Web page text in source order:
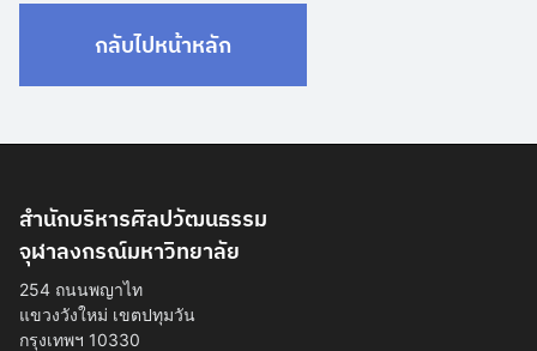
กลับไปหน้าหลัก
สำนักบริหารศิลปวัฒนธรรม
จุฬาลงกรณ์มหาวิทยาลัย
254 ถนนพญาไท
แขวงวังใหม่ เขตปทุมวัน
กรุงเทพฯ 10330